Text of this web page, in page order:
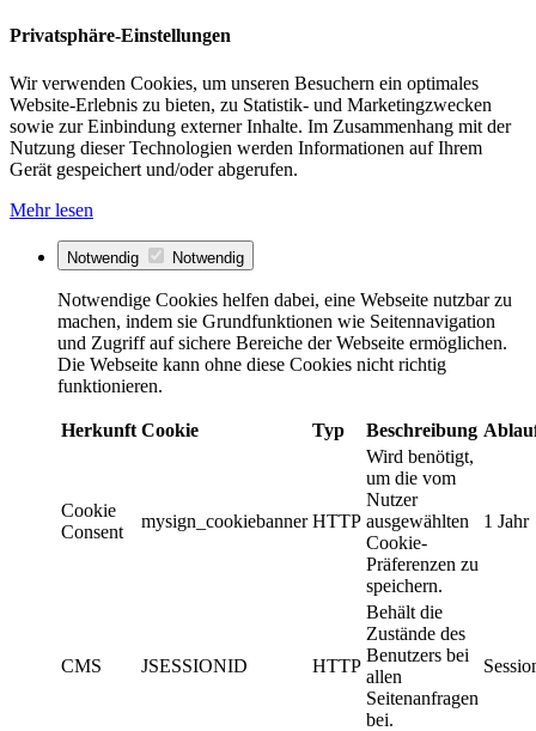
Privatsphäre-Einstellungen
Wir verwenden Cookies, um unseren Besuchern ein optimales
Website-Erlebnis zu bieten, zu Statistik- und Marketingzwecken
sowie zur Einbindung externer Inhalte. Im Zusammenhang mit der
Nutzung dieser Technologien werden Informationen auf Ihrem
Gerät gespeichert und/oder abgerufen.
Mehr lesen
Notwendig Notwendig
Notwendige Cookies helfen dabei, eine Webseite nutzbar zu
machen, indem sie Grundfunktionen wie Seitennavigation
und Zugriff auf sichere Bereiche der Webseite ermöglichen.
Die Webseite kann ohne diese Cookies nicht richtig
funktionieren.
Herkunft Cookie Typ Beschreibung
Cookie
Consent
mysign_cookiebanner HTTP
Wird benötigt,
um die vom
Nutzer
ausgewählten
Cookie-
Präferenzen zu
speichern.
1 Jahr
CMS JSESSIONID HTTP
Behält die
Zustände des
Benutzers bei
allen
Seitenanfragen
bei.